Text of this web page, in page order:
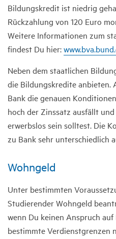
Bildungskredit ist niedrig
Rückzahlung von 120 Euro
Weitere Informationen zum
findest Du hier:
Neben dem staatlichen
die Bildungskredite anbieten.
Bank die genauen
hoch der Zinssatz ausfällt
erwerbslos sein solltest. Die
zu Bank sehr unterschiedlich
Wohngeld
Unter bestimmten
Studierender Wohngeld
wenn Du keinen Anspruch
bestimmte Verdienstgrenzen